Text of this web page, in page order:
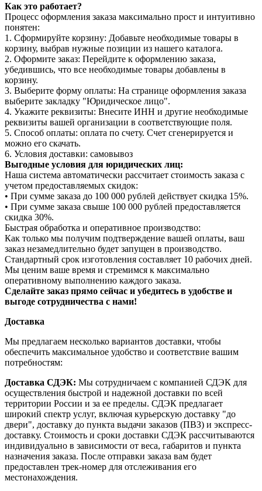
Как это работает?
Процесс оформления заказа максимально прост и интуитивно
понятен:
1. Сформируйте корзину: Добавьте необходимые товары в
корзину, выбрав нужные позиции из нашего каталога.
2. Оформите заказ: Перейдите к оформлению заказа,
убедившись, что все необходимые товары добавлены в
корзину.
3. Выберите форму оплаты: На странице оформления заказа
выберите закладку "Юридическое лицо".
4. Укажите реквизиты: Внесите ИНН и другие необходимые
реквизиты вашей организации в соответствующие поля.
5. Способ оплаты: оплата по счету. Счет сгенерируется и
можно его скачать.
6. Условия доставки: самовывоз
Выгодные условия для юридических лиц:
Наша система автоматически рассчитает стоимость заказа с
учетом предоставляемых скидок:
• При сумме заказа до 100 000 рублей действует скидка 15%.
• При сумме заказа свыше 100 000 рублей предоставляется
скидка 30%.
Быстрая обработка и оперативное производство:
Как только мы получим подтверждение вашей оплаты, ваш
заказ незамедлительно будет запущен в производство.
Стандартный срок изготовления составляет 10 рабочих дней.
Мы ценим ваше время и стремимся к максимально
оперативному выполнению каждого заказа.
Сделайте заказ прямо сейчас и убедитесь в удобстве и
выгоде сотрудничества с нами!
Доставка
Мы предлагаем несколько вариантов доставки, чтобы
обеспечить максимальное удобство и соответствие вашим
потребностям:
Доставка СДЭК: Мы сотрудничаем с компанией СДЭК для
осуществления быстрой и надежной доставки по всей
территории России и за ее пределы. СДЭК предлагает
широкий спектр услуг, включая курьерскую доставку "до
двери", доставку до пункта выдачи заказов (ПВЗ) и экспресс-
доставку. Стоимость и сроки доставки СДЭК рассчитываются
индивидуально в зависимости от веса, габаритов и пункта
назначения заказа. После отправки заказа вам будет
предоставлен трек-номер для отслеживания его
местонахождения.